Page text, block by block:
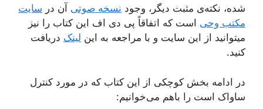
شده، نکته‌ی مثبت دیگر، وجود نسخه صوتی آن در سایت
مکتب وحی است که اتفاقاً پی دی اف این کتاب را نیز
میتوانید از این سایت و با مراجعه به این لینک دریافت
کنید.
در ادامه بخش کوچکی از این کتاب که در مورد کنترل
ساواک است را باهم می‌خوانیم: